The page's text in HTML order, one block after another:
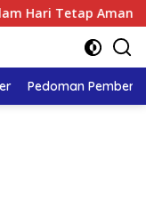
Tetap Aman
Pedoman